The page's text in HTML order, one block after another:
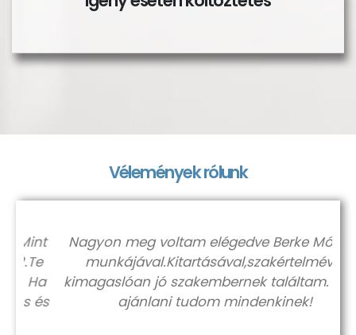
Vélemények rólunk
Nagyon meg voltam elégedve Berke Mónika
munkájával.Kitartásával,szakértelmével
kimagaslóan jó szakembernek találtam. Csak
ajánlani tudom mindenkinek!